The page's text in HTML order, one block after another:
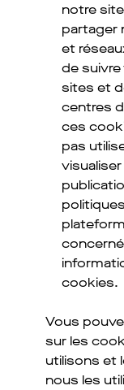
notre
partager
et
de suivre
sites et
centres
ces
pas
cookies.
Vous
sur les
utilisons et
nous les